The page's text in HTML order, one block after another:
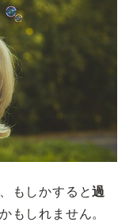
もしかすると過
もしれません。